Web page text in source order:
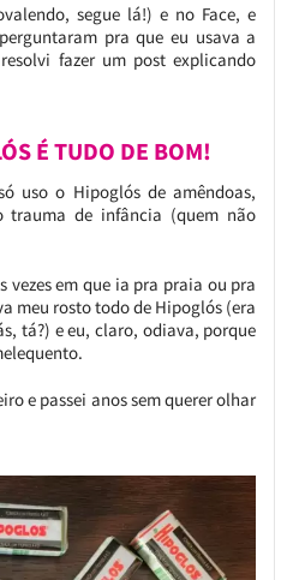
segue lá!) e no Face, e
pra que eu usava a
fazer um post explicando
É TUDO DE BOM!
uso o Hipoglós de amêndoas,
trauma de infância (quem não
vezes em que ia pra praia ou pra
meu rosto todo de Hipoglós (era
tá?) e eu, claro, odiava, porque
e passei anos sem querer olhar